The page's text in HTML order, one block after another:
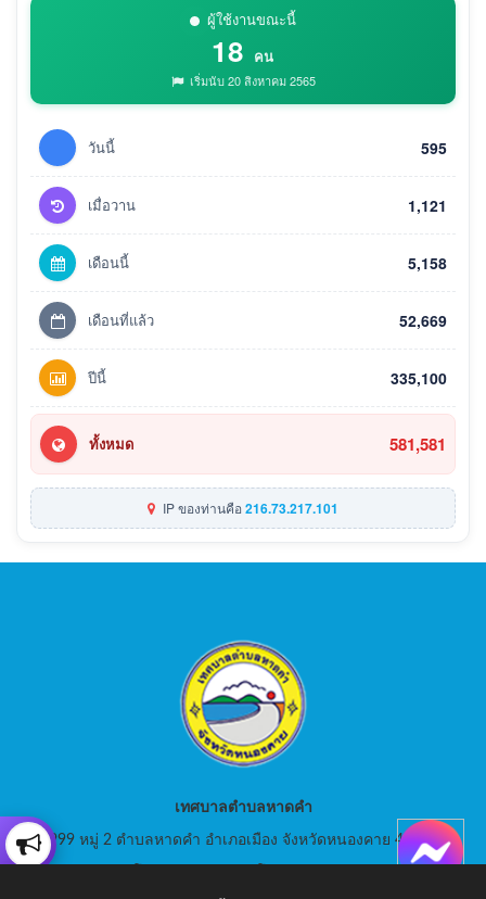
ผู้ใช้งานขณะนี้
18 คน
เริ่มนับ 20 สิงหาคม 2565
วันนี้ 595
เมื่อวาน 1,121
เดือนนี้ 5,158
เดือนที่แล้ว 52,669
ปีนี้ 335,100
ทั้งหมด 581,581
IP ของท่านคือ216.73.217.101
เทศบาลตำบลหาดคำ
999 หมู่ 2 ตำบลหาดคำ อำเภอเมือง จังหวัดหนองคาย 43000